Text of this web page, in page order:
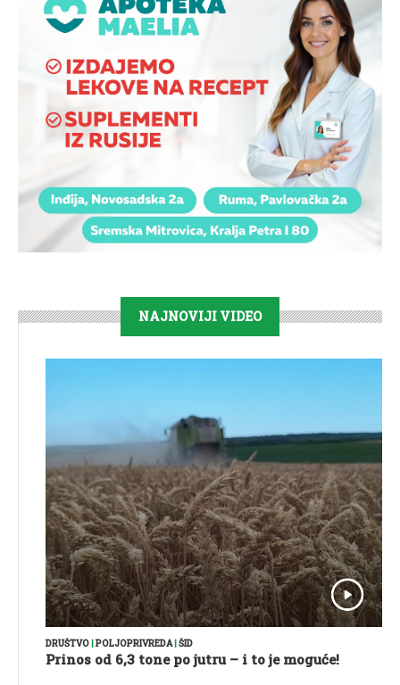
NAJNOVIJI VIDEO
DRUŠTVO POLJOPRIVREDA| ŠID
Prinos od 6,3 tone po jutru – i to je moguće!